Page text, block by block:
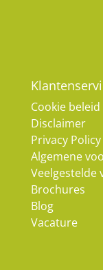
Cookie beleid
Disclaimer
Privacy Policy
Algemene
Veelgestelde
Brochures
Blog
Vacature